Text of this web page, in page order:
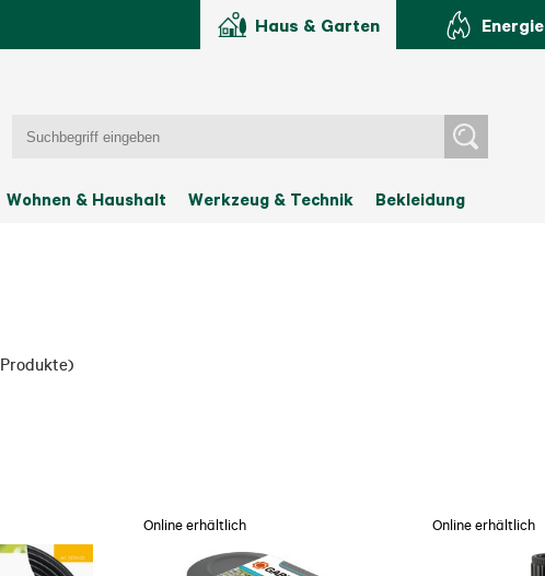
Haus & Garten Energie
Wohnen & Haushalt Werkzeug & Technik Bekleidung
Produkte)
Online erhältlich Online erhältlich